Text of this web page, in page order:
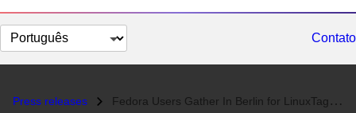
Selecionar
idioma
Contato
Press releases Fedora Users Gather In Berlin for LinuxTag And Fedora 11 Development...